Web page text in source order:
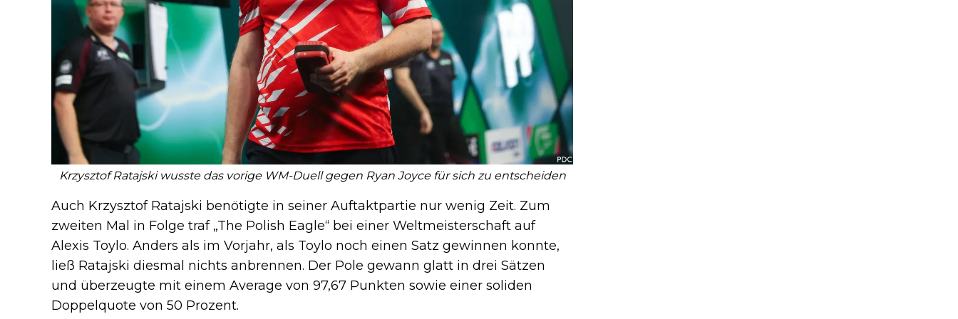
Krzysztof Ratajski wusste das vorige WM-Duell gegen Ryan Joyce für sich zu entscheiden
Auch Krzysztof Ratajski benötigte in seiner Auftaktpartie nur wenig Zeit. Zum
zweiten Mal in Folge traf „The Polish Eagle“ bei einer Weltmeisterschaft auf
Alexis Toylo. Anders als im Vorjahr, als Toylo noch einen Satz gewinnen konnte,
ließ Ratajski diesmal nichts anbrennen. Der Pole gewann glatt in drei Sätzen
und überzeugte mit einem Average von 97,67 Punkten sowie einer soliden
Doppelquote von 50 Prozent.